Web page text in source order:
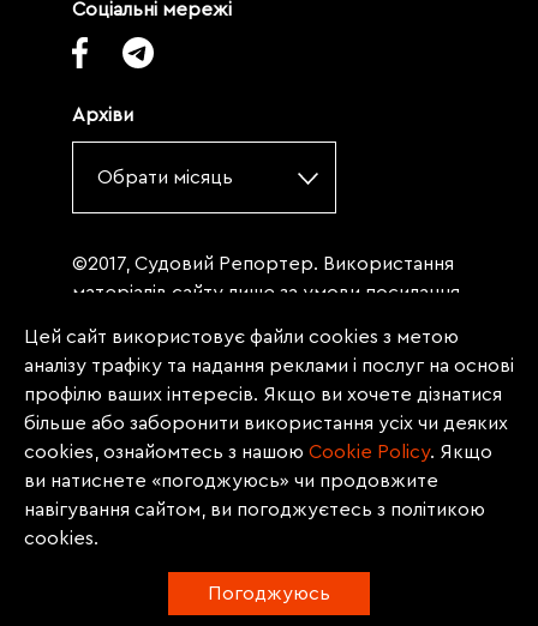
Соціальні мережі
Архіви
Обрати місяць
©2017, Судовий Репортер. Використання
матеріалів сайту лише за умови посилання
«Судовий репортер» не нижче третього
абзацу. Матеріали, щодо яких міститься
заборона на повну републікацію
(передрук, копіювання, відтворення або
інше використання), заборонено
передруковувати без згоди редакції.
Матеріали з позначкою PROMOTED, ЗА
ПІДТРИМКИ, * публікуються на правах
Цей сайт використовує файли cookies з метою
аналізу трафіку та надання реклами і послуг на основі
профілю ваших інтересів. Якщо ви хочете дізнатися
більше або заборонити використання усіх чи деяких
cookies, ознайомтесь з нашою Сookie Policy. Якщо
ви натиснете «погоджуюсь» чи продовжите
навігування сайтом, ви погоджуєтесь з політикою
cookies.
Погоджуюсь